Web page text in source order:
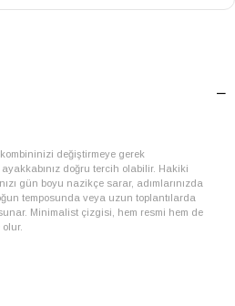
değiştirmeye gerek
doğru tercih olabilir. Hakiki
gün boyu nazikçe sarar, adımlarınızda
temposunda veya uzun toplantılarda
Minimalist çizgisi, hem resmi hem de